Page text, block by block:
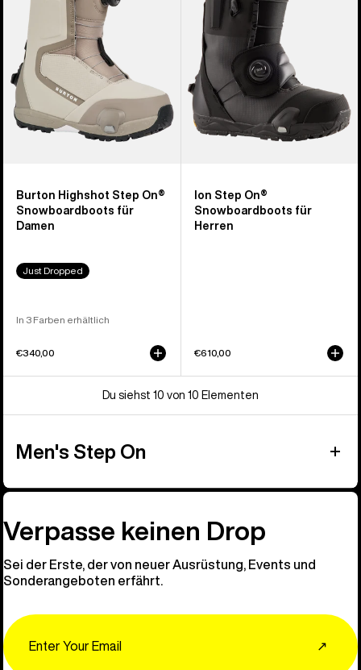
Damen
Burton Highshot Step On®
Snowboardboots für
Damen
Just Dropped
In 3 Farben erhältlich
€340,00
Snowboardboots
Herren
Ion Step On®
Snowboardboots für
Herren
€610,00
Du siehst 10 von 10 Elementen
Men's Step On
Verpasse keinen Drop
Sei der Erste, der von neuer Ausrüstung, Events und
Sonderangeboten erfährt.
↗